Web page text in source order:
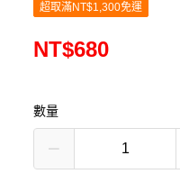
超取滿NT$1,300免運
NT$680
數量